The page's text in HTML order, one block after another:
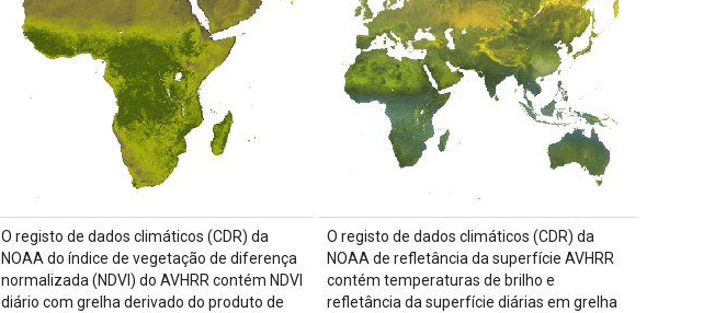
O registo de dados climáticos (CDR) da
NOAA do índice de vegetação de diferença
normalizada (NDVI) do AVHRR contém NDVI
diário com grelha derivado do produto de
O registo de dados climáticos (CDR) da
NOAA de refletância da superfície AVHRR
contém temperaturas de brilho e
refletância da superfície diárias em grelha